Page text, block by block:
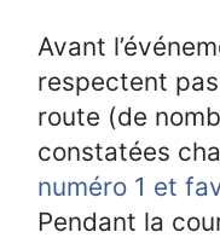
Avant
respectent
route (de
constatées
numéro 1 et
Pendant la